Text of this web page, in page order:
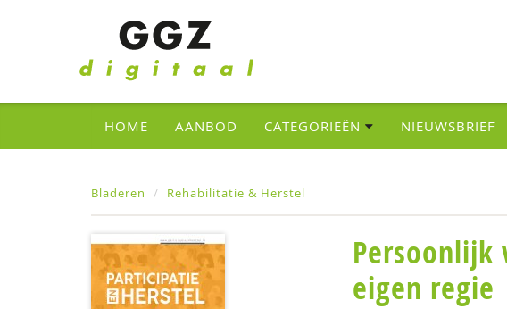
HOME AANBOD CATEGORIEËN NIEUWSBRIEF
Bladeren Rehabilitatie & Herstel
Persoonlijk
eigen regie